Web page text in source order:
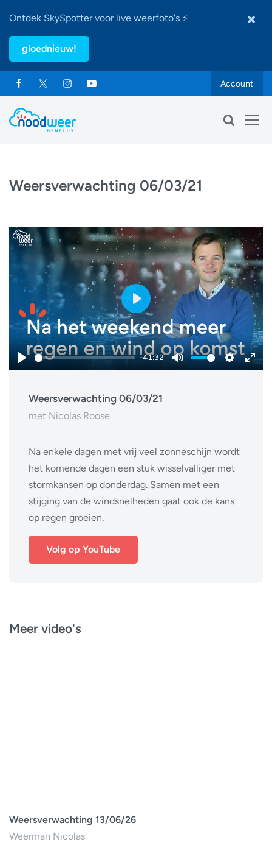
Ontdek SkySpotter voor live weerfoto's ⚡
gloednieuw!
Account
Weersverwachting 06/03/21
Play
-41:32
Mute Settings
Play
Weersverwachting 06/03/21
met Nicolas Roose
Na enkele dagen met vrij veel zonneschijn wordt
het komende dagen een stuk wisselvalliger met
stormkansen op donderdag. Samen met een
stijging van de windsnelheden gaat ook de kans
op regen groeien.
Volg op YouTube
Meer video's
Weersverwachting 13/06/26
Weerman Nicolas